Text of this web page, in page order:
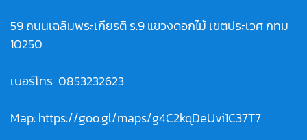
59 ถนนเฉลิมพระเกียรติ ร.9 แขวงดอกไม้ เขตประเวศ กทม
10250
เบอร์โทร 0853232623
Map:https://goo.gl/maps/g4C2kqDeUvi1C37T7